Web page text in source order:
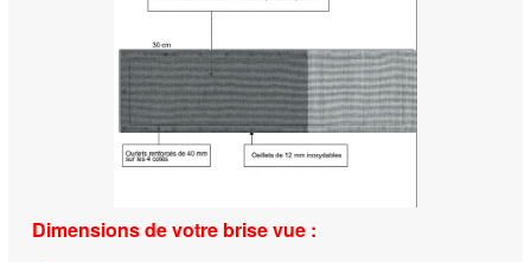
Dimensions de votre brise vue :